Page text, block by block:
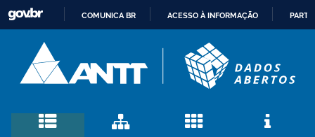
CONTEÚDO
COMUNICA BR ACESSO À INFORMAÇÃO